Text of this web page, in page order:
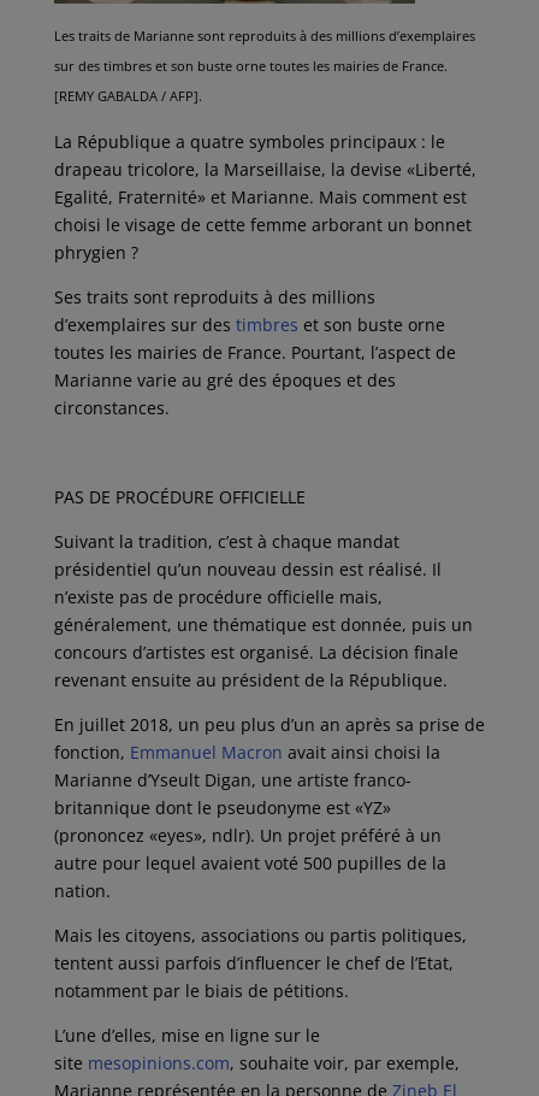
Les traits de Marianne sont reproduits à des millions d’exemplaires
sur des timbres et son buste orne toutes les mairies de France.
[REMY GABALDA / AFP].
La République a quatre symboles principaux : le
drapeau tricolore, la Marseillaise, la devise «Liberté,
Egalité, Fraternité» et Marianne. Mais comment est
choisi le visage de cette femme arborant un bonnet
phrygien ?
Ses traits sont reproduits à des millions
d’exemplaires sur des timbres et son buste orne
toutes les mairies de France. Pourtant, l’aspect de
Marianne varie au gré des époques et des
circonstances.
PAS DE PROCÉDURE OFFICIELLE
Suivant la tradition, c’est à chaque mandat
présidentiel qu’un nouveau dessin est réalisé. Il
n’existe pas de procédure officielle mais,
généralement, une thématique est donnée, puis un
concours d’artistes est organisé. La décision finale
revenant ensuite au président de la République.
En juillet 2018, un peu plus d’un an après sa prise de
fonction, Emmanuel Macron avait ainsi choisi la
Marianne d’Yseult Digan, une artiste franco-
britannique dont le pseudonyme est «YZ»
(prononcez «eyes», ndlr). Un projet préféré à un
autre pour lequel avaient voté 500 pupilles de la
nation.
Mais les citoyens, associations ou partis politiques,
tentent aussi parfois d’influencer le chef de l’Etat,
notamment par le biais de pétitions.
L’une d’elles, mise en ligne sur le
site mesopinions.com, souhaite voir, par exemple,
Marianne représentée en la personne de Zineb El